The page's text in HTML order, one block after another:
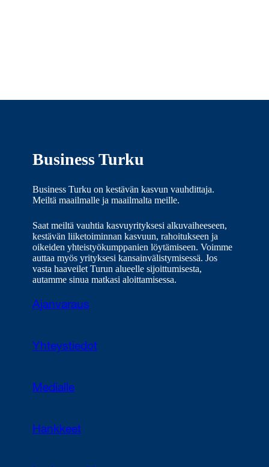
Business Turku
Business Turku on kestävän kasvun vauhdittaja.
Meiltä maailmalle ja maailmalta meille.
Saat meiltä vauhtia kasvuyrityksesi alkuvaiheeseen,
kestävän liiketoiminnan kasvuun, rahoitukseen ja
oikeiden yhteistyökumppanien löytämiseen. Voimme
auttaa myös yrityksesi kansainvälistymisessä. Jos
vasta haaveilet Turun alueelle sijoittumisesta,
autamme sinua matkasi aloittamisessa.
Ajanvaraus
Yhteystiedot
Medialle
Hankkeet